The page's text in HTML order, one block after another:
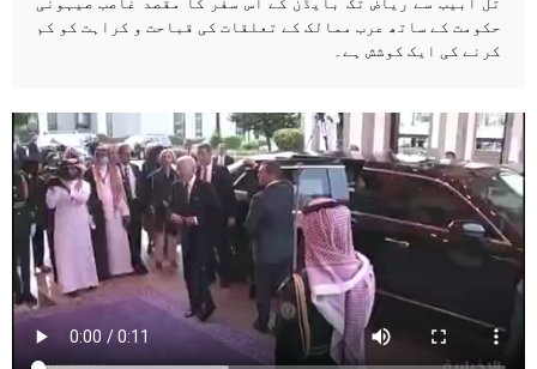
تل ابیب سے ریاض تک بایڈن کے اس سفر کا مقصد غاصب صیہونی
حکومت کے ساتھ عرب ممالک کے تعلقات کی قباحت و کراہت کو کم
کرنے کی ایک کوشش ہے۔